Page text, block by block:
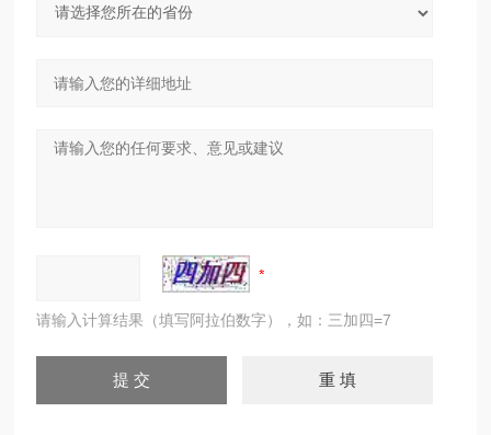
请输入计算结果（填写阿拉伯数字），如：三加四=7